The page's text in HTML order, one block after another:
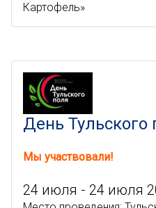
Картофель»
День Тульского
Мы участвовали!
24 июля - 24 июля